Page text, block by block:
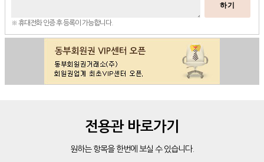
하기
※ 휴대전화 인증 후 등록이 가능합니다.
전용관 바로가기
원하는 항목을 한번에 보실 수 있습니다.